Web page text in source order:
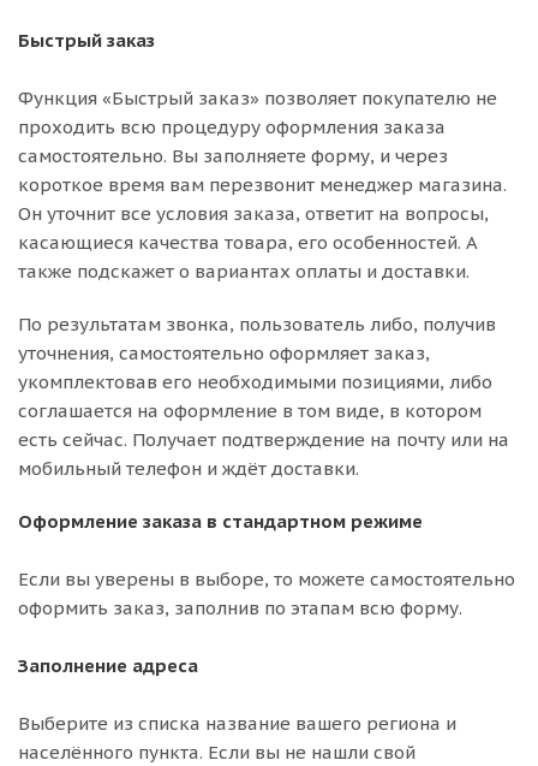
Быстрый заказ
Функция «Быстрый заказ» позволяет покупателю не
проходить всю процедуру оформления заказа
самостоятельно. Вы заполняете форму, и через
короткое время вам перезвонит менеджер магазина.
Он уточнит все условия заказа, ответит на вопросы,
касающиеся качества товара, его особенностей. А
также подскажет о вариантах оплаты и доставки.
По результатам звонка, пользователь либо, получив
уточнения, самостоятельно оформляет заказ,
укомплектовав его необходимыми позициями, либо
соглашается на оформление в том виде, в котором
есть сейчас. Получает подтверждение на почту или на
мобильный телефон и ждёт доставки.
Оформление заказа в стандартном режиме
Если вы уверены в выборе, то можете самостоятельно
оформить заказ, заполнив по этапам всю форму.
Заполнение адреса
Выберите из списка название вашего региона и
населённого пункта. Если вы не нашли свой